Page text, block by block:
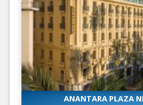
ANANTARA PLAZA